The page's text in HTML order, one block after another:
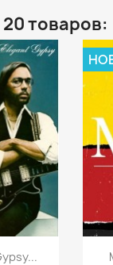
товаров: